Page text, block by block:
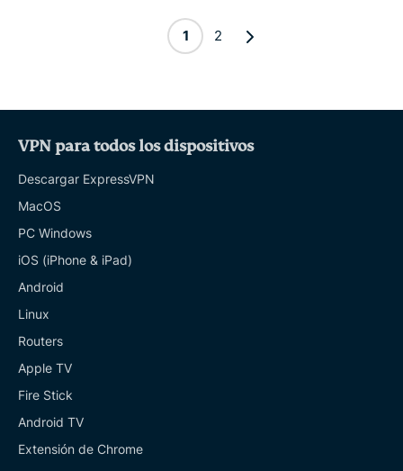
1 2
VPN para todos los dispositivos
Descargar ExpressVPN
MacOS
PC Windows
iOS (iPhone & iPad)
Android
Linux
Routers
Apple TV
Fire Stick
Android TV
Extensión de Chrome